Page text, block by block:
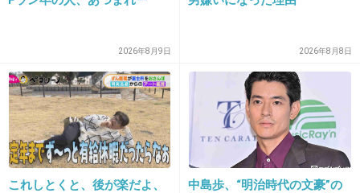
それに比べ
たかみなは
努力 を連呼w
+260
2026年8月9日 2026年8月8日
これしとくと、後が楽だよ、
中島歩、“明治時代の文豪”の